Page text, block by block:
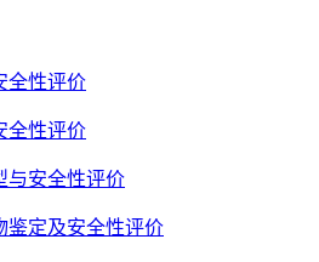
全性评价
全性评价
与安全性评价
鉴定及安全性评价